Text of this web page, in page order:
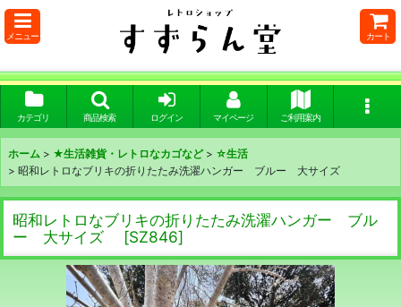
メニュー カート
カテゴリ 商品検索 ログイン マイページ ご利用案内
ホーム > ★生活雑貨・レトロなカゴなど > ☆生活
> 昭和レトロなブリキの折りたたみ洗濯ハンガー ブルー 大サイズ
昭和レトロなブリキの折りたたみ洗濯ハンガー ブル
ー 大サイズ
[SZ846]